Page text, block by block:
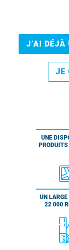
J’AI DÉJÀ
JE
UNE
UN LARGE
22 000